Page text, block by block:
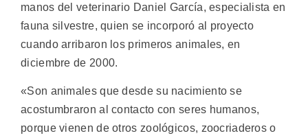
manos del veterinario Daniel García, especialista en
fauna silvestre, quien se incorporó al proyecto
cuando arribaron los primeros animales, en
diciembre de 2000.
«Son animales que desde su nacimiento se
acostumbraron al contacto con seres humanos,
porque vienen de otros zoológicos, zoocriaderos o